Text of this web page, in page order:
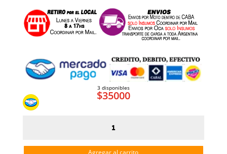
$35000
3 disponibles
Acero